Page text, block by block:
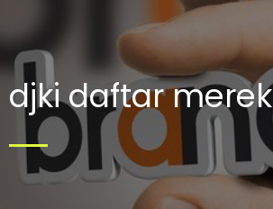
djki daftar merek